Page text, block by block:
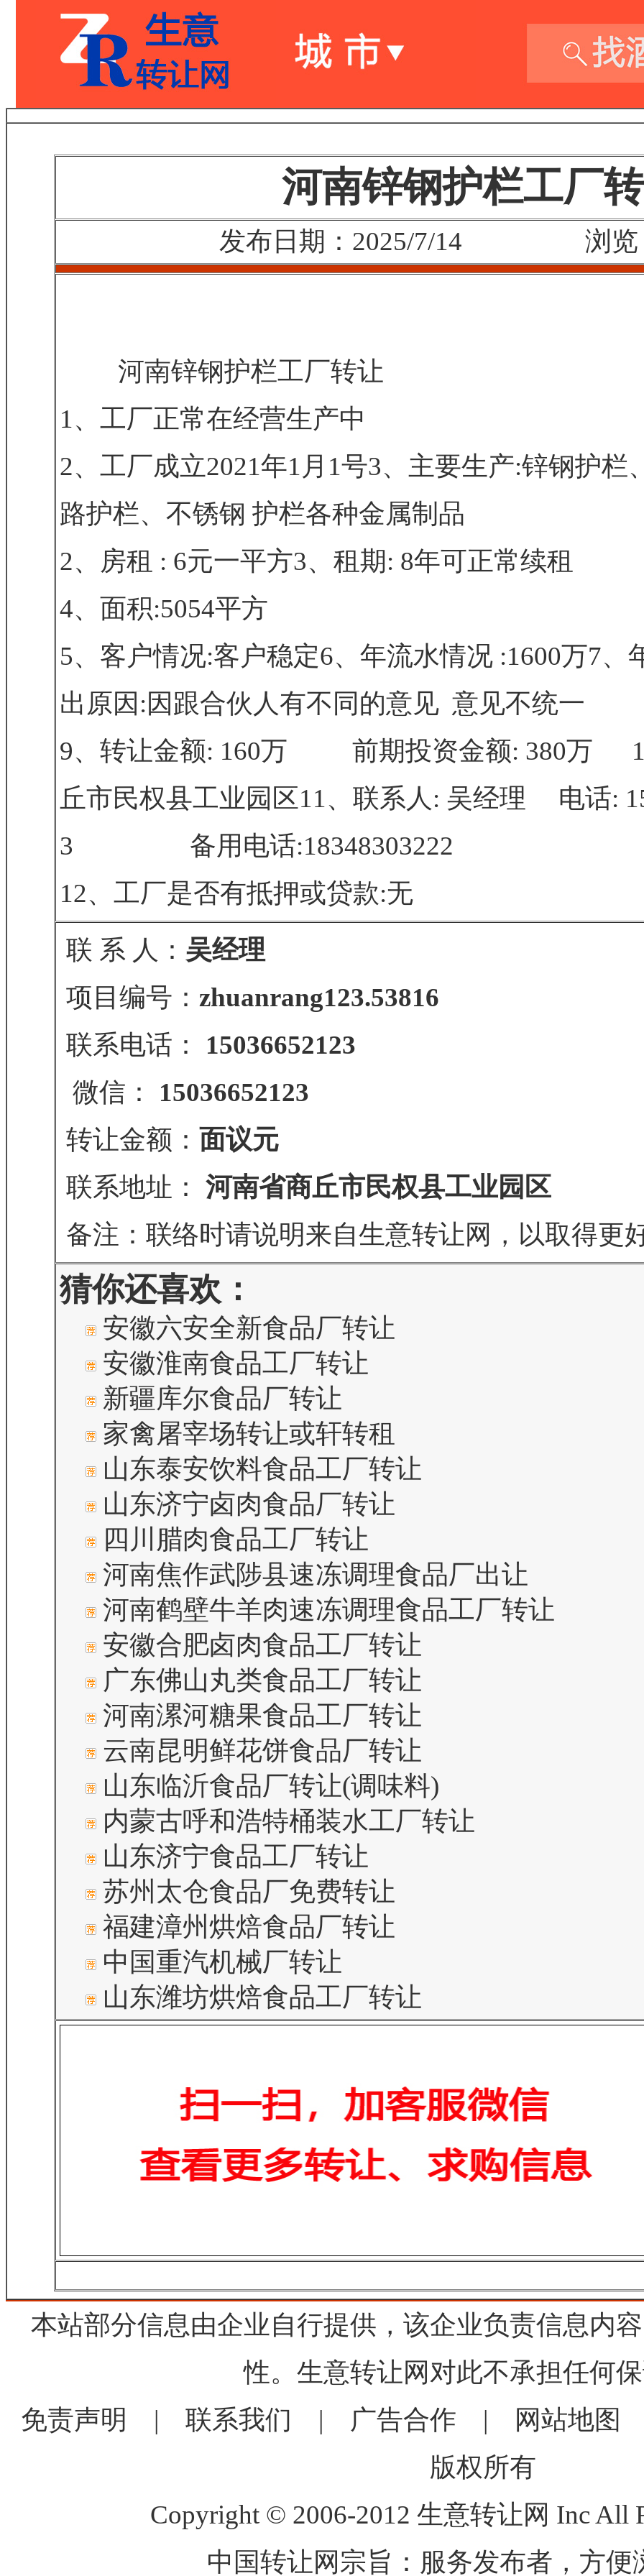
河南锌钢护栏工厂
发布日期：2025/7/14 浏览
河南锌钢护栏工厂转让
1、工厂正常在经营生产中
2、工厂成立2021年1月1号3、主要生产:锌钢护栏
路护栏、不锈钢 护栏各种金属制品
2、房租 : 6元一平方3、租期: 8年可正常续租
4、面积:5054平方
5、客户情况:客户稳定6、年流水情况 :1600万7、
出原因:因跟合伙人有不同的意见 意见不统一
9、转让金额: 160万 前期投资金额: 380万
丘市民权县工业园区11、联系人: 吴经理 电话:
3 备用电话:18348303222
12、工厂是否有抵押或贷款:无
联 系 人： 吴经理
项目编号： zhuanrang123.53816
联系电话：
15036652123
微信：
15036652123
转让金额： 面议元
联系地址：
河南省商丘市民权县工业园区
备注：联络时请说明来自生意转让网，以取得更
猜你还喜欢：
安徽六安全新食品厂转让
安徽淮南食品工厂转让
新疆库尔食品厂转让
家禽屠宰场转让或轩转租
山东泰安饮料食品工厂转让
山东济宁卤肉食品厂转让
四川腊肉食品工厂转让
河南焦作武陟县速冻调理食品厂出让
河南鹤壁牛羊肉速冻调理食品工厂转让
安徽合肥卤肉食品工厂转让
广东佛山丸类食品工厂转让
河南漯河糖果食品工厂转让
云南昆明鲜花饼食品厂转让
山东临沂食品厂转让(调味料)
内蒙古呼和浩特桶装水工厂转让
山东济宁食品工厂转让
苏州太仓食品厂免费转让
福建漳州烘焙食品厂转让
中国重汽机械厂转让
山东潍坊烘焙食品工厂转让
本站部分信息由企业自行提供，该企业负责信息内
性。生意转让网对此不承担任何
免责声明
| 联系我们 | 广告合作 | 网站地图
版权所有
Copyright © 2006-2012 生意转让网 Inc All
中国转让网宗旨：服务发布者，方